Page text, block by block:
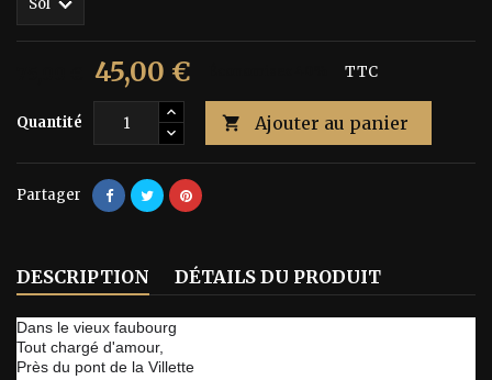
45,00 € TTC
Quantité  Ajouter au panier
Partager
DESCRIPTION DÉTAILS DU PRODUIT
Dans le vieux faubourg
Tout chargé d'amour,
Près du pont de la Villette